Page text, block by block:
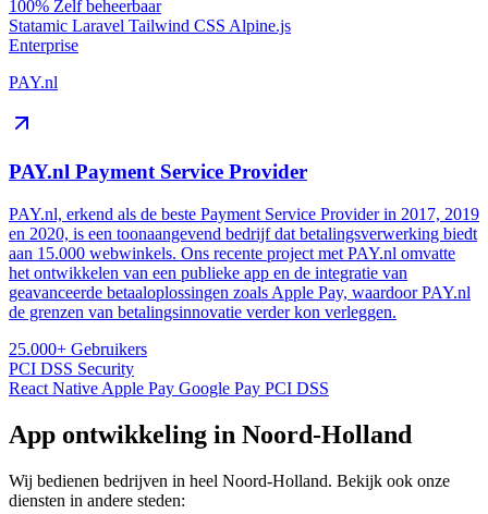
100% Zelf beheerbaar
Statamic Laravel Tailwind CSS Alpine.js
Enterprise
PAY.nl
PAY.nl Payment Service Provider
PAY.nl, erkend als de beste Payment Service Provider in 2017, 2019
en 2020, is een toonaangevend bedrijf dat betalingsverwerking biedt
aan 15.000 webwinkels. Ons recente project met PAY.nl omvatte
het ontwikkelen van een publieke app en de integratie van
geavanceerde betaaloplossingen zoals Apple Pay, waardoor PAY.nl
de grenzen van betalingsinnovatie verder kon verleggen.
25.000+ Gebruikers
PCI DSS Security
React Native Apple Pay Google Pay PCI DSS
App ontwikkeling in Noord-Holland
Wij bedienen bedrijven in heel Noord-Holland. Bekijk ook onze
diensten in andere steden: